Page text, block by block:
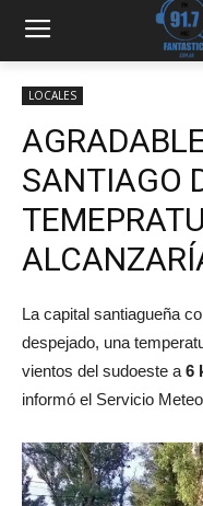
LOCALES
SANTIAGO
La capital santiagueña
despejado, una
vientos del sudoeste a 6
informó el Servicio